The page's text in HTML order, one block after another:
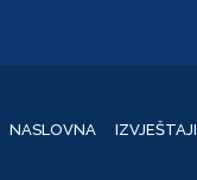
NASLOVNA IZVJEŠTAJI